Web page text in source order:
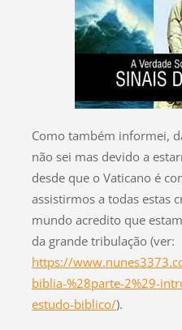
Como também informei,
não sei mas devido a
desde que o Vaticano é
assistirmos a todas estas
mundo acredito que
da grande tribulação (ver:
https://
biblia-%28parte-2%29-
estudo-biblico/).